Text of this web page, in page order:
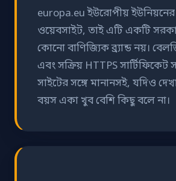
europa.eu ইউরোপীয়
ওয়েবসাইট, তাই এটি একটি
কোনো বাণিজ্যিক ব্র্যান্ড নয়।
এবং সক্রিয় HTTPS সার্টিফিকেট
সাইটের সঙ্গে মানানসই, যদিও
বয়স একা খুব বেশি কিছু বলে না।